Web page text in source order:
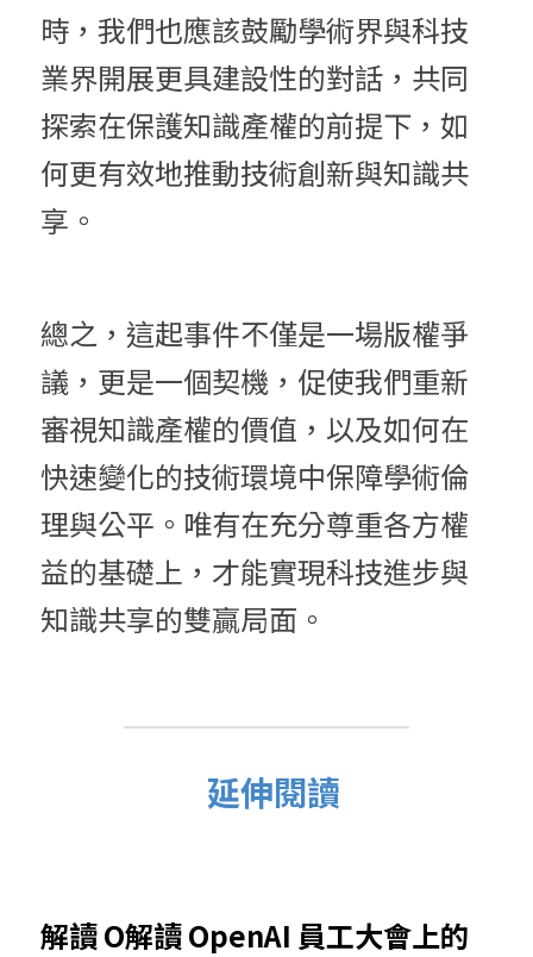
時，我們也應該鼓勵學術界與科技
業界開展更具建設性的對話，共同
探索在保護知識產權的前提下，如
何更有效地推動技術創新與知識共
享。
總之，這起事件不僅是一場版權爭
議，更是一個契機，促使我們重新
審視知識產權的價值，以及如何在
快速變化的技術環境中保障學術倫
理與公平。唯有在充分尊重各方權
益的基礎上，才能實現科技進步與
知識共享的雙贏局面。
  延伸閱讀
解讀 O解讀 OpenAI 員工大會上的